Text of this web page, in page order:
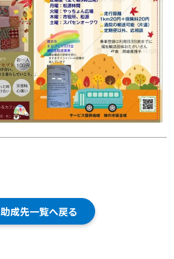
助成先一覧へ戻る